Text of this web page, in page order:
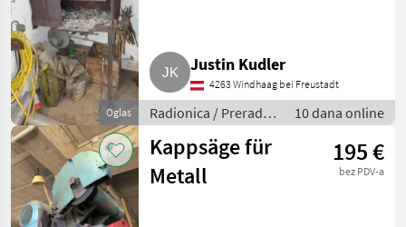
Oglas
Justin Kudler
4263 Windhaag bei Freustadt
Radionica / Prerada
metala
10 dana online
Kappsäge für
Metall
195 €
bez PDV-a